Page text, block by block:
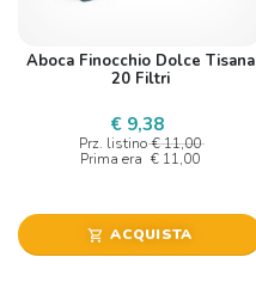
Aboca Finocchio Dolce Tisana
20 Filtri
€ 9,38
Prz. listino € 11,00
Prima era € 11,00
shopping_cart ACQUISTA